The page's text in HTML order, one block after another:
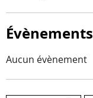
Évènements
Aucun évènement